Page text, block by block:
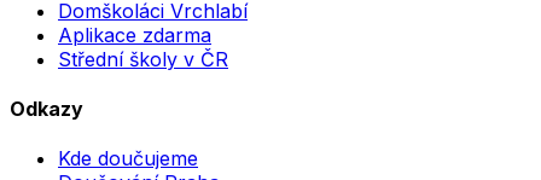
Domškoláci Vrchlabí
Aplikace zdarma
Střední školy v ČR
Odkazy
Kde doučujeme